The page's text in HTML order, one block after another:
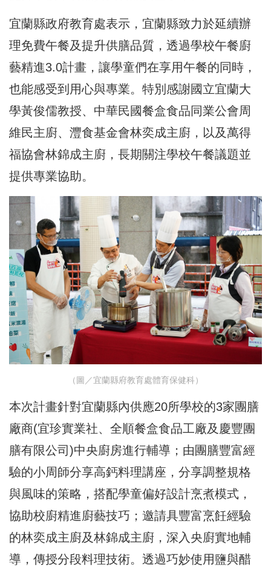
宜蘭縣政府教育處表示，宜蘭縣致力於延續辦
理免費午餐及提升供膳品質，透過學校午餐廚
藝精進3.0計畫，讓學童們在享用午餐的同時，
也能感受到用心與專業。特別感謝國立宜蘭大
學黃俊儒教授、中華民國餐盒食品同業公會周
維民主廚、灃食基金會林奕成主廚，以及萬得
福協會林錦成主廚，長期關注學校午餐議題並
提供專業協助。
（圖／宜蘭縣府教育處體育保健科）
本次計畫針對宜蘭縣內供應20所學校的3家團膳
廠商(宜珍實業社、全順餐盒食品工廠及慶豐團
膳有限公司)中央廚房進行輔導；由團膳豐富經
驗的小周師分享高鈣料理講座，分享調整規格
與風味的策略，搭配學童偏好設計烹煮模式，
協助校廚精進廚藝技巧；邀請具豐富烹飪經驗
的林奕成主廚及林錦成主廚，深入央廚實地輔
導，傳授分段料理技術。透過巧妙使用鹽與醋